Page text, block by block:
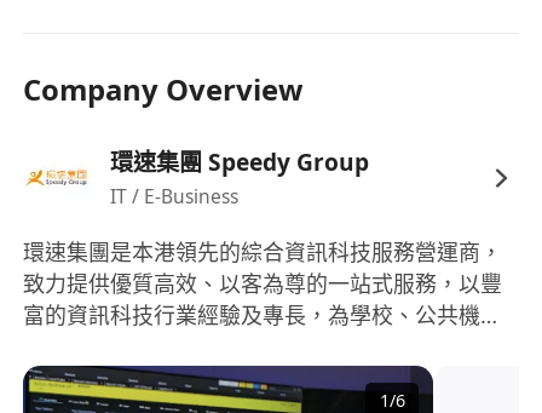
Company Overview
環速集團 Speedy Group
IT / E-Business
環速集團是本港領先的綜合資訊科技服務營運商，
致力提供優質高效、以客為尊的一站式服務，以豐
富的資訊科技行業經驗及專長，為學校、公共機構
的綜合資訊科技服務營運商之一。
1/6